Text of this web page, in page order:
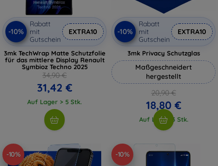
-10%
Rabatt
mit
Gutschein
EXTRA10
3mk TechWrap Matte Schutzfolie
für das mittlere Display Renault
Symbioz Techno 2025
34,90 €
31,42 €
Auf Lager > 5 Stk.
-10%
Rabatt
mit
Gutschein
EXTRA10
3mk Privacy Schutzglas
Maßgeschneidert
hergestellt
20,90 €
18,80 €
Auf Lager 3 Stk.
-10% -10%